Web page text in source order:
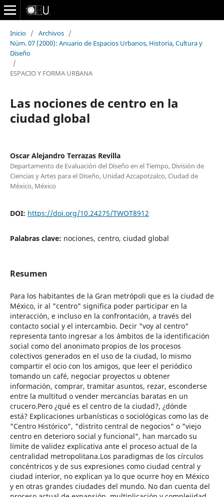
Inicio / Archivos /
Núm. 07 (2000): Anuario de Espacios Urbanos, Historia, Cultura y
Diseño
/
ESPACIO Y FORMA URBANA
Las nociones de centro en la
ciudad global
Oscar Alejandro Terrazas Revilla
Departamento de Evaluación del Diseño en el Tiempo, División de
Ciencias y Artes para el Diseño, Unidad Azcapotzalco, Ciudad de
México, México
DOI: https://doi.org/10.24275/TWOT8912
Palabras clave: nociones, centro, ciudad global
Resumen
Para los habitantes de la Gran metrópoli que es la ciudad de
México, ir al "centro" significa poder participar en la
interacción, e incluso en la confrontación, a través del
contacto social y el intercambio. Decir "voy al centro"
representa tanto ingresar a los ámbitos de la identificación
social como del anonimato propios de los procesos
colectivos generados en el uso de la ciudad, lo mismo
compartir el ocio con los amigos, que leer el periódico
tomando un café, negociar proyectos u obtener
información, comprar, tramitar asuntos, rezar, esconderse
entre la multitud o vender mercancías baratas en un
crucero.Pero ¿qué es el centro de la ciudad?, ¿dónde
está? Explicaciones urbanísticas o sociológicas como las de
"Centro Histórico", "distrito central de negocios" o "viejo
centro en deterioro social y funcional", han marcado su
límite de validez explicativa ante el proceso actual de la
centralidad metropolitana.Los paradigmas de los círculos
concéntricos y de sus expresiones como ciudad central y
ciudad interior, no explican ya lo que ocurre hoy en México
y en otras grandes ciudades del mundo. No dan cuenta del